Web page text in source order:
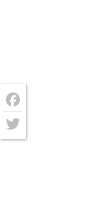
Facebook
Twitter